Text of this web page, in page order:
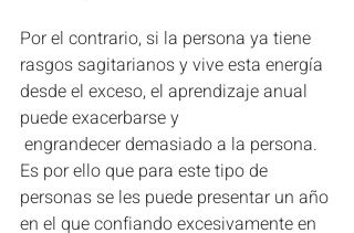
Por el contrario, si la persona ya tiene
rasgos sagitarianos y vive esta energía
desde el exceso, el aprendizaje anual
puede exacerbarse y
engrandecer demasiado a la persona.
Es por ello que para este tipo de
personas se les puede presentar un año
en el que confiando excesivamente en